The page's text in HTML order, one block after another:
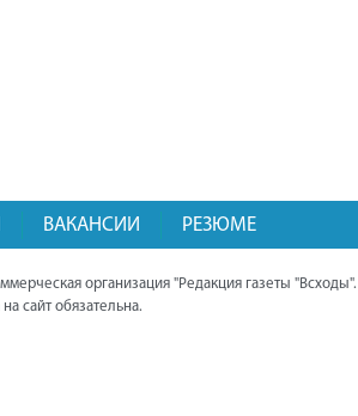
ВАКАНСИИ РЕЗЮМЕ
организация "Редакция газеты
сайт обязательна.